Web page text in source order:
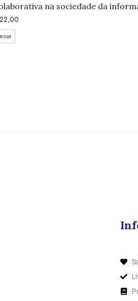
na sociedade da
22,00